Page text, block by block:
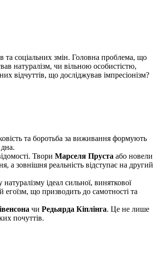
та соціальних змін. Головна проблема, що
натуралізм, чи вільною особистістю,
відчуттів, що досліджував імпресіонізм?
та боротьба за виживання формують
Твори Марселя Пруста або новели
а зовнішня реальність відступає на другий
ідеал сильної, виняткової
що призводить до самотності та
чи Редьярда Кіплінга. Це не лише
почуттів.